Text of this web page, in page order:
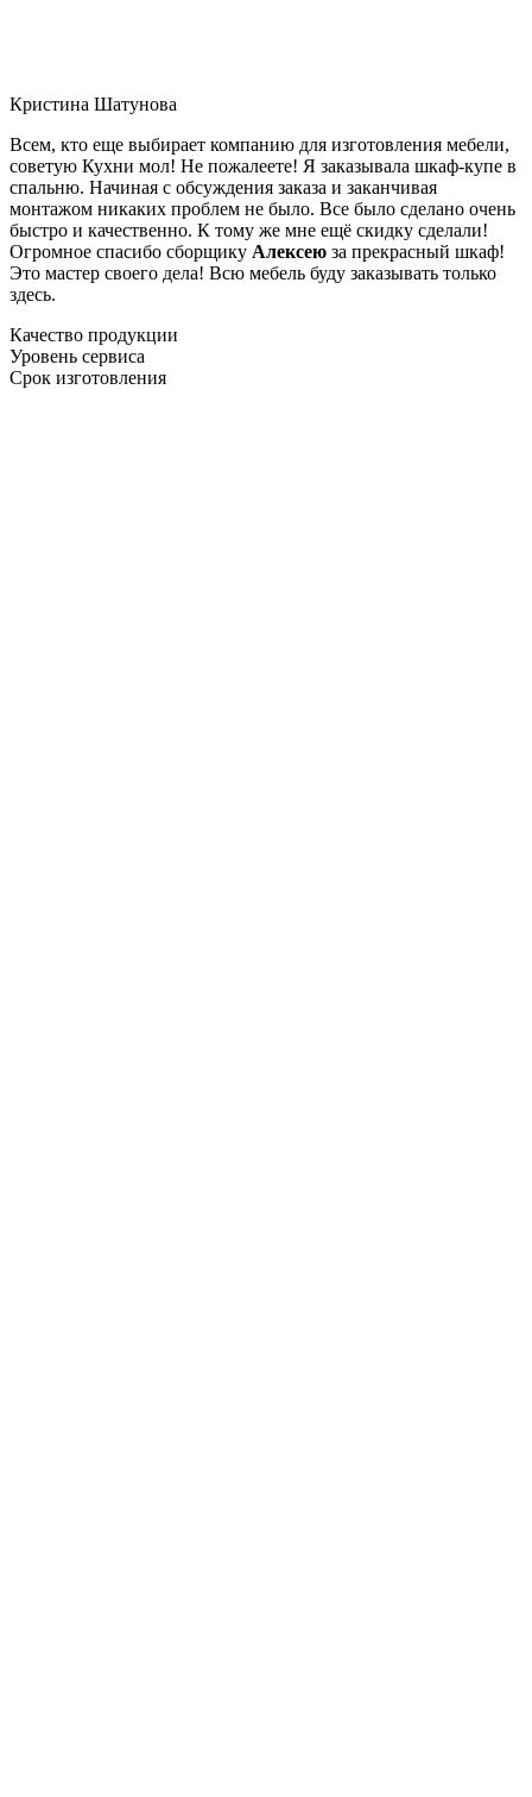
Кристина Шатунова
Всем, кто еще выбирает компанию для изготовления мебели,
советую Кухни мол! Не пожалеете! Я заказывала шкаф-купе в
спальню. Начиная с обсуждения заказа и заканчивая
монтажом никаких проблем не было. Все было сделано очень
быстро и качественно. К тому же мне ещё скидку сделали!
Огромное спасибо сборщику Алексею за прекрасный шкаф!
Это мастер своего дела! Всю мебель буду заказывать только
здесь.
Качество продукции
Уровень сервиса
Срок изготовления